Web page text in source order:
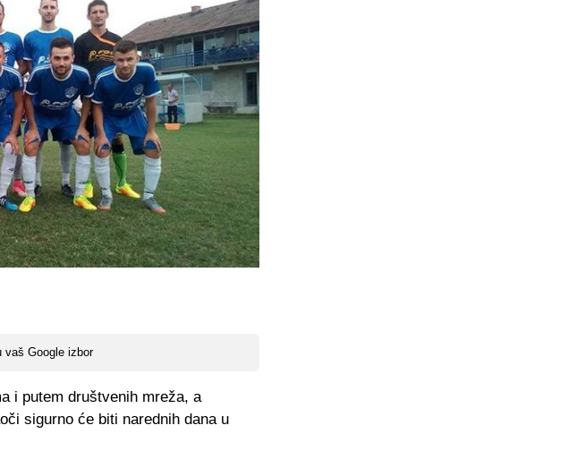
vaš Google izbor
i putem društvenih mreža, a
sigurno će biti narednih dana u